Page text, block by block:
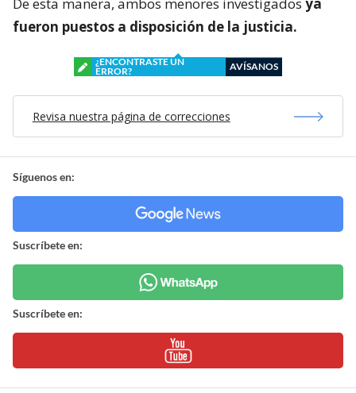
fueron puestos a disposición de la justicia.
¿ENCONTRASTE UN
ERROR?
AVÍSANOS
Revisa nuestra página de correcciones
Síguenos en:
Suscríbete en:
Suscríbete en: